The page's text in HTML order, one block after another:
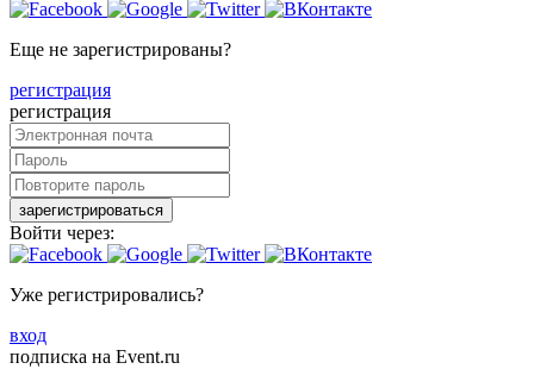
Еще не зарегистрированы?
регистрация
регистрация
зарегистрироваться
Войти через:
Уже регистрировались?
вход
подписка на Event.ru